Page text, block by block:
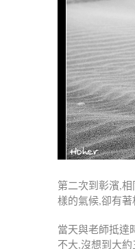
第二次到彰濱,
樣的氣候,卻有
當天與老師抵達
不大,沒想到大